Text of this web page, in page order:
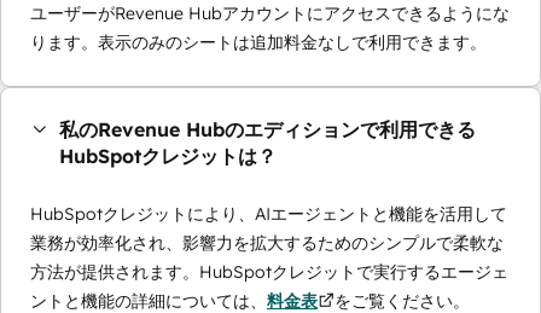
ユーザーがRevenue Hubアカウントにアクセスできるようにな
ります。表示のみのシートは追加料金なしで利用できます。
私のRevenue Hubのエディションで利用できる
HubSpotクレジットは？
HubSpotクレジットにより、AIエージェントと機能を活用して
業務が効率化され、影響力を拡大するためのシンプルで柔軟な
方法が提供されます。HubSpotクレジットで実行するエージェ
ントと機能の詳細については、 料金表 をご覧ください。